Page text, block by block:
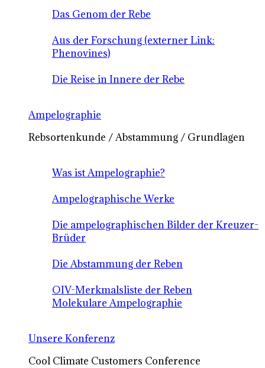
Das Genom der Rebe
Aus der Forschung (externer Link:
Phenovines)
Die Reise in Innere der Rebe
Ampelographie
Rebsortenkunde / Abstammung / Grundlagen
Was ist Ampelographie?
Ampelographische Werke
Die ampelographischen Bilder der Kreuzer-
Brüder
Die Abstammung der Reben
OIV-Merkmalsliste der Reben
Molekulare Ampelographie
Unsere Konferenz
Cool Climate Customers Conference